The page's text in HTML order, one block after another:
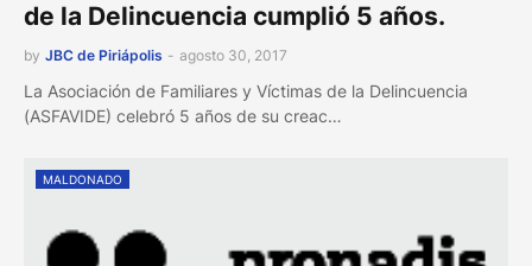
de la Delincuencia cumplió 5 años.
by JBC de Piriápolis - agosto 30, 2017
La Asociación de Familiares y Víctimas de la Delincuencia
(ASFAVIDE) celebró 5 años de su creac…
MALDONADO